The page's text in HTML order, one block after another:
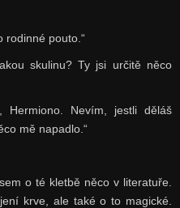
rodinné pouto.“
skulinu? Ty jsi určitě něco
Hermiono. Nevím, jestli děláš
mě napadlo.“
o té kletbě něco v literatuře.
krve, ale také o to magické.